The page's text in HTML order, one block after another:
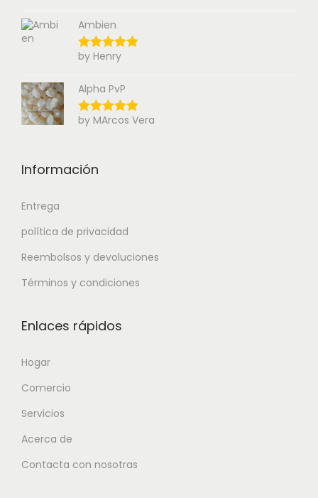
Ambien
by Henry
Alpha PvP
by MArcos Vera
Información
Entrega
política de privacidad
Reembolsos y devoluciones
Términos y condiciones
Enlaces rápidos
Hogar
Comercio
Servicios
Acerca de
Contacta con nosotras